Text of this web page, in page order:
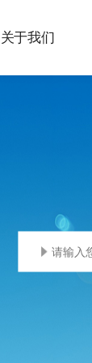
关于我们